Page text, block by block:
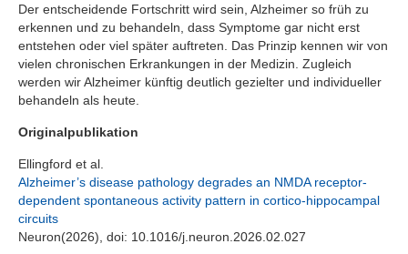
Der entscheidende Fortschritt wird sein, Alzheimer so früh zu
erkennen und zu behandeln, dass Symptome gar nicht erst
entstehen oder viel später auftreten. Das Prinzip kennen wir von
vielen chronischen Erkrankungen in der Medizin. Zugleich
werden wir Alzheimer künftig deutlich gezielter und individueller
behandeln als heute.
Originalpublikation
Ellingford et al.
Alzheimer’s disease pathology degrades an NMDA receptor-
dependent spontaneous activity pattern in cortico-hippocampal
circuits
Neuron(2026), doi: 10.1016/j.neuron.2026.02.027